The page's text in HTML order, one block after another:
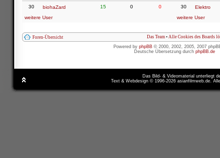
30
biohaZard 15 0
0
weitere User
30
Elektro
weitere User
Foren-Übersicht Das Team • Alle Cookies des Boards
Powered by phpBB © 2000, 2002, 2005, 2007
Deutsche Übersetzung durch phpBB.de
Das Bild- & Videomaterial unterliegt
Text & Webdesign © 1996-2026 asianfilmweb.de.